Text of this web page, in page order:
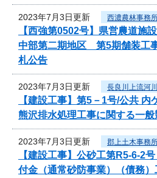
2023年7月3日更新 西濃農林事務
【西強第0502号】県営農道
中部第二期地区 第5期舗装工
札公告
2023年7月3日更新 長良川上流河
【建設工事】第5－1号/公共
熊沢排水処理工事に関する一
2023年7月3日更新 郡上土木事務
【建設工事】公砂工第R5-6-2
付金（通常砂防事業）（債務